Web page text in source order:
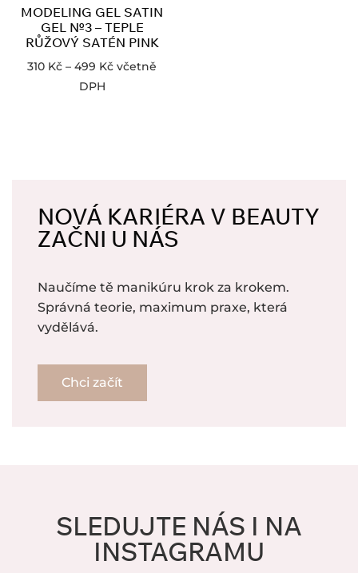
MODELING GEL SATIN
GEL №3 – TEPLE
RŮŽOVÝ SATÉN PINK
310 Kč – 499 Kč včetně
DPH
NOVÁ KARIÉRA V BEAUTY
ZAČNI U NÁS
Naučíme tě manikúru krok za krokem.
Správná teorie, maximum praxe, která
vydělává.
Chci začít
SLEDUJTE NÁS I NA
INSTAGRAMU